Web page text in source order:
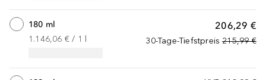
206,29 €
30-Tage-Tiefstpreis 215,99 €
180 ml
1.146,06 € / 1